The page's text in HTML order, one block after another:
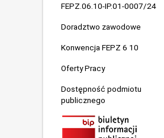
FEPZ.06.10-IP.01-0007/24
Doradztwo zawodowe
Konwencja FEPZ 6 10
Oferty Pracy
Dostępność podmiotu
publicznego